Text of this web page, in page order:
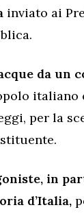
inviato ai
da un
italiano
per la
in
d’Italia,